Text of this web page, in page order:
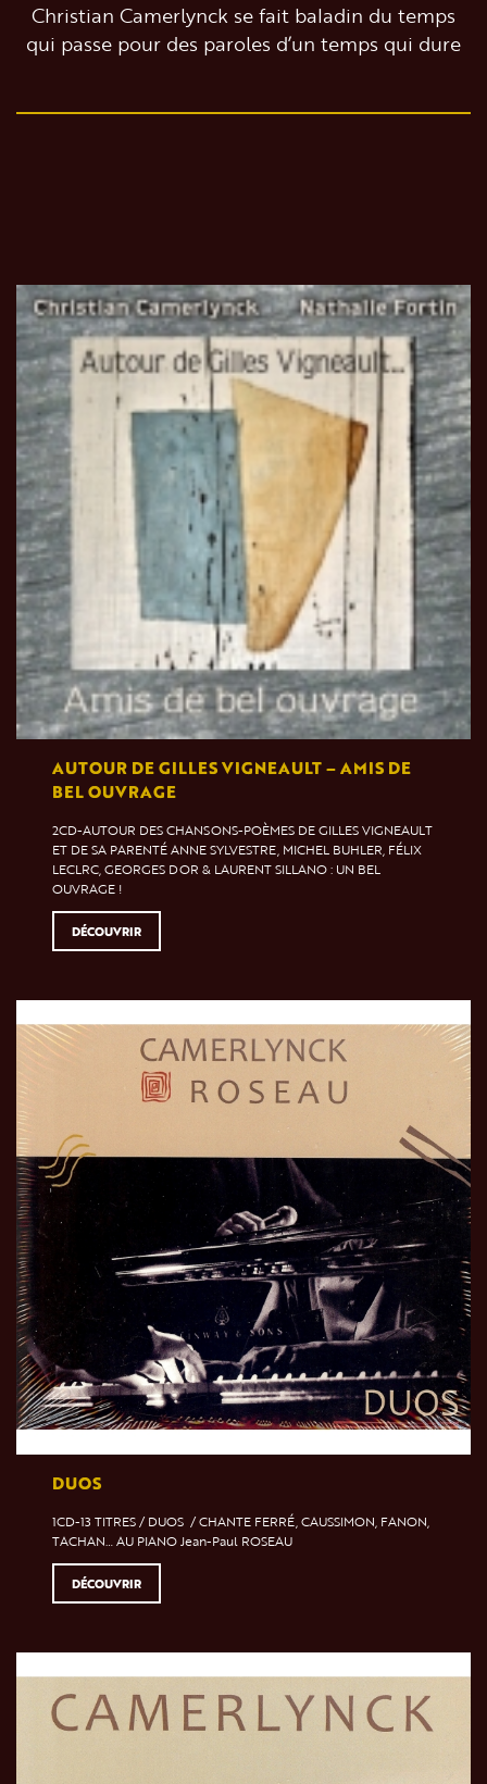
Christian Camerlynck se fait baladin du temps
qui passe pour des paroles d’un temps qui dure
AUTOUR DE GILLES VIGNEAULT – AMIS DE
BEL OUVRAGE
2CD-AUTOUR DES CHANSONS-POÈMES DE GILLES VIGNEAULT
ET DE SA PARENTÉ ANNE SYLVESTRE, MICHEL BUHLER, FÉLIX
LECLRC, GEORGES DOR & LAURENT SILLANO : UN BEL
OUVRAGE !
DÉCOUVRIR
DUOS
1CD-13 TITRES / DUOS / CHANTE FERRÉ, CAUSSIMON, FANON,
TACHAN… AU PIANO Jean-Paul ROSEAU
DÉCOUVRIR